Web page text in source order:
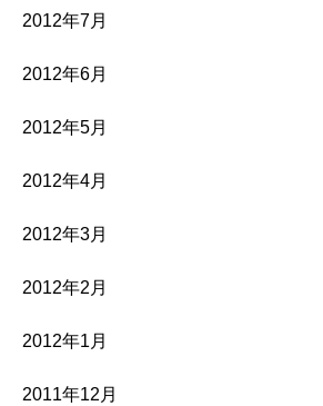
2012年7月
2012年6月
2012年5月
2012年4月
2012年3月
2012年2月
2012年1月
2011年12月